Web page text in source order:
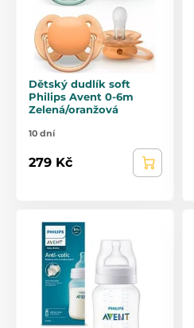
Dětský dudlík soft
Philips Avent 0-6m
Zelená/oranžová
10 dní
279 Kč